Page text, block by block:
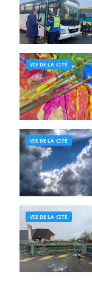
VIE DE LA CITÉ
VIE DE LA CITÉ
VIE DE LA CITÉ